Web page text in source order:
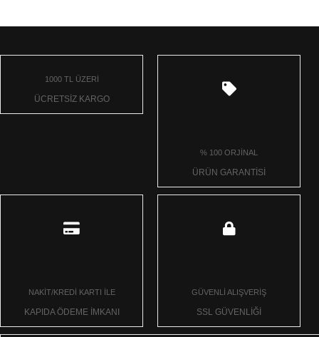
1000 TL ÜZERİ
ÜCRETSİZ KARGO
% 100 ORJİNAL
ÜRÜN GARANTİSİ
NAKİT/KREDİ KARTI İLE
KAPIDA ÖDEME İMKANI
GÜVENLİ ALIŞVERİŞ
SSL GÜVENLİĞİ